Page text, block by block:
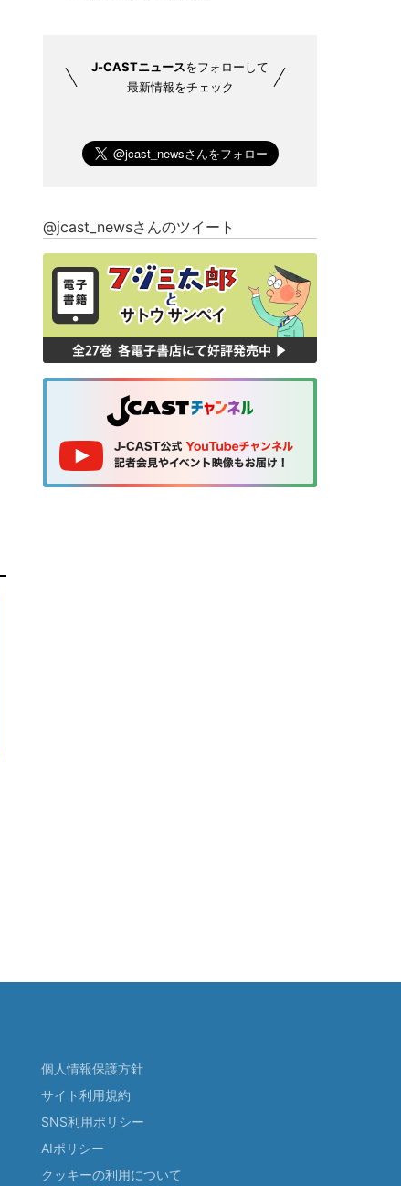
J-CASTニュースをフォローして
最新情報をチェック
@jcast_newsさんのツイート
個人情報保護方針
サイト利用規約
SNS利用ポリシー
AIポリシー
クッキーの利用について